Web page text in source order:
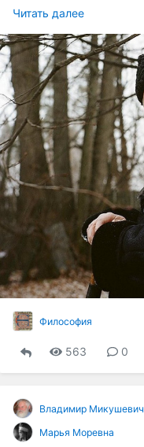
Читать далее
Философия
563 0
Владимир Микушевич
Марья Моревна